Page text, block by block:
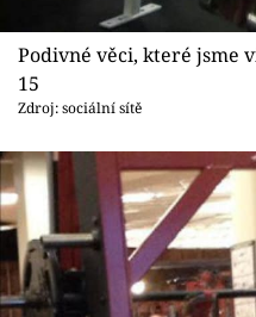
Podivné věci, které jsme
15
Zdroj: sociální sítě